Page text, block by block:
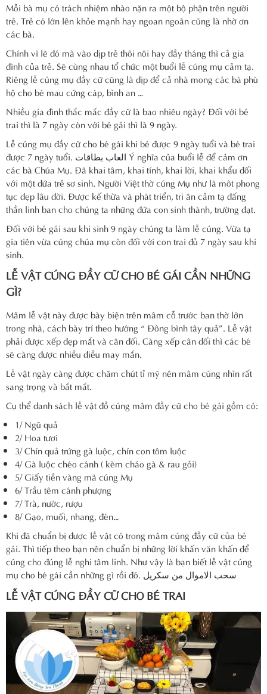
Mỗi bà mụ có trách nhiệm nhào nặn ra một bộ phận trên người
trẻ. Trẻ có lớn lên khỏe mạnh hay ngoan ngoãn cũng là nhờ ơn
các bà.
Chính vì lẽ đó mà vào dịp trẻ thôi nôi hay đầy tháng thì cả gia
đình của trẻ. Sẽ cùng nhau tổ chức một buổi lễ cúng mụ cảm tạ.
Riêng lễ cúng mụ đầy cữ cũng là dịp để cả nhà mong các bà phù
hộ cho bé mau cứng cáp, bình an …
Nhiều gia đình thắc mắc đầy cữ là bao nhiêu ngày? Đối với bé
trai thì là 7 ngày còn với bé gái thì là 9 ngày.
Lễ cúng mụ đầy cữ cho bé gái khi bé được 9 ngày tuổi và bé trai
được 7 ngày tuổi. العاب بطاقات Ý nghĩa của buổi lễ để cảm ơn
các bà Chúa Mụ. Đã khai tâm, khai tính, khai lời, khai khẩu đối
với một đứa trẻ sơ sinh. Người Việt thờ cúng Mụ như là môt phong
tục đẹp lâu đời. Được kế thừa và phát triển, tri ân cảm tạ đấng
thần linh ban cho chúng ta những đứa con sinh thành, trường đạt.
Đối với bé gái sau khi sinh 9 ngày chúng ta làm lễ cúng. Vừa tạ
gia tiên vừa cúng chúa mụ còn đối với con trai đủ 7 ngày sau khi
sinh.
LỄ VẬT CÚNG ĐẦY CỮ CHO BÉ GÁI CẦN NHỮNG
GÌ?
Mâm lễ vật này được bày biện trên mâm cỗ trước ban thờ lớn
trong nhà, cách bày trí theo hướng “ Đông bình tây quả”. Lễ vật
phải được xếp đẹp mắt và cân đối. Càng xếp cân đối thì các bé
sẽ càng được nhiều điều may mắn.
Lễ vật ngày càng được chăm chút tỉ mỹ nên mâm cúng nhìn rất
sang trọng và bắt mắt.
Cụ thể danh sách lễ vật đồ cúng mâm đầy cữ cho bé gái gồm có:
1/ Ngũ quả
2/ Hoa tươi
3/ Chín quả trứng gà luộc, chín con tôm luộc
4/ Gà luộc chéo cánh ( kèm cháo gà & rau gỏi)
5/ Giấy tiền vàng mã cúng Mụ
6/ Trầu têm cánh phượng
7/ Trà, nước, rượu
8/ Gạo, muối, nhang, đèn…
Khi đã chuẩn bị được lễ vật có trong mâm cúng đầy cữ của bé
gái. Thì tiếp theo bạn nên chuẩn bị những lời khấn văn khấn để
cúng cho đúng lễ nghi tâm linh. Như vậy là bạn biết lễ vật cúng
mụ cho bé gái cần những gì rồi đó. سحب الاموال من سكريل
LỄ VẬT CÚNG ĐẦY CỮ CHO BÉ TRAI